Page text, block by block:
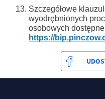
Szczegółowe
wyodrębnionych
osobowych
https://